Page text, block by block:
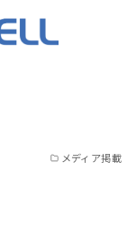
メディア掲載